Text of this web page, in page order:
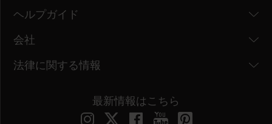
ヘルプガイド
会社
法律に関する情報
最新情報はこちら